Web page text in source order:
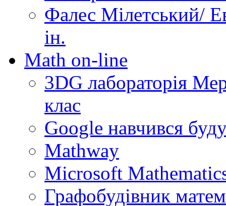
Фалес Мілетський/
ін.
Math on-line
3DG лабораторія
клас
Google навчився
Mathway
Microsoft
Графобудівник